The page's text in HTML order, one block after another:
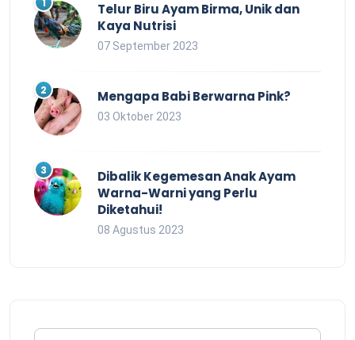
Telur Biru Ayam Birma, Unik dan
Kaya Nutrisi
07 September 2023
Mengapa Babi Berwarna Pink?
03 Oktober 2023
Dibalik Kegemesan Anak Ayam
Warna-Warni yang Perlu
Diketahui!
08 Agustus 2023